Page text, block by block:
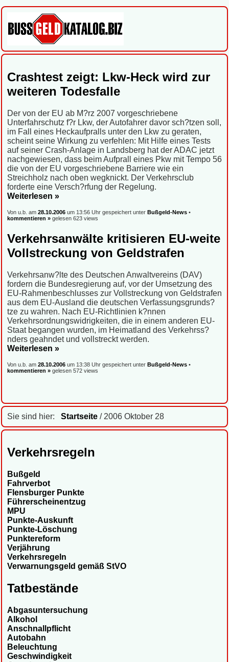
Sie sind hier: Startseite / 2006 Oktober 28
Verkehrsregeln
Bußgeld
Fahrverbot
Flensburger Punkte
Führerscheinentzug
MPU
Punkte-Auskunft
Punkte-Löschung
Punktereform
Verjährung
Verkehrsregeln
Verwarnungsgeld gemäß StVO
Tatbestände
Abgasuntersuchung
Alkohol
Anschnallpflicht
Autobahn
Beleuchtung
Geschwindigkeit
Crashtest zeigt: Lkw-Heck wird zur
weiteren Todesfalle
Der von der EU ab M?rz 2007 vorgeschriebene
Unterfahrschutz f?r Lkw, der Autofahrer davor sch?tzen soll,
im Fall eines Heckaufpralls unter den Lkw zu geraten,
scheint seine Wirkung zu verfehlen: Mit Hilfe eines Tests
auf seiner Crash-Anlage in Landsberg hat der ADAC jetzt
nachgewiesen, dass beim Aufprall eines Pkw mit Tempo 56
die von der EU vorgeschriebene Barriere wie ein
Streichholz nach oben wegknickt. Der Verkehrsclub
forderte eine Versch?rfung der Regelung.
Weiterlesen »
Von u.b. am 28.10.2006 um 13:56 Uhr gespeichert unter Bußgeld-News •
kommentieren » gelesen 623 views
Verkehrsanwälte kritisieren EU-weite
Vollstreckung von Geldstrafen
Verkehrsanw?lte des Deutschen Anwaltvereins (DAV)
fordern die Bundesregierung auf, vor der Umsetzung des
EU-Rahmenbeschlusses zur Vollstreckung von Geldstrafen
aus dem EU-Ausland die deutschen Verfassungsgrunds?
tze zu wahren. Nach EU-Richtlinien k?nnen
Verkehrsordnungswidrigkeiten, die in einem anderen EU-
Staat begangen wurden, im Heimatland des Verkehrss?
nders geahndet und vollstreckt werden.
Weiterlesen »
Von u.b. am 28.10.2006 um 13:38 Uhr gespeichert unter Bußgeld-News •
kommentieren » gelesen 572 views